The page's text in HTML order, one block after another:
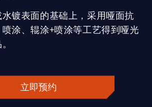
镀表面的基础上，采用哑面抗
涂、辊涂+喷涂等工艺得到哑光
立即预约